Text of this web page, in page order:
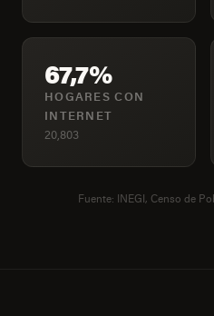
67,7%
HOGARES CON
INTERNET
20,803
Fuente: INEGI, Censo de